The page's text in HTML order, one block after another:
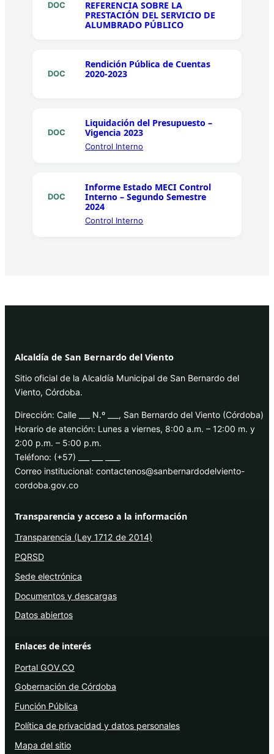
DOC
REFERENCIA SOBRE LA
PRESTACIÓN DEL SERVICIO DE
ALUMBRADO PÚBLICO
DOC
Rendición Pública de Cuentas
2020-2023
DOC
Liquidación del Presupuesto –
Vigencia 2023
Control Interno
DOC
Informe Estado MECI Control
Interno – Segundo Semestre
2024
Control Interno
Alcaldía de San Bernardo del Viento
Sitio oficial de la Alcaldía Municipal de San Bernardo del
Viento, Córdoba.
Dirección: Calle ___ N.º ___, San Bernardo del Viento (Córdoba)
Horario de atención: Lunes a viernes, 8:00 a.m. – 12:00 m. y
2:00 p.m. – 5:00 p.m.
Teléfono: (+57) ___ ___ ____
Correo institucional: contactenos@sanbernardodelviento-
cordoba.gov.co
Transparencia y acceso a la información
Transparencia (Ley 1712 de 2014)
PQRSD
Sede electrónica
Documentos y descargas
Datos abiertos
Enlaces de interés
Portal GOV.CO
Gobernación de Córdoba
Función Pública
Política de privacidad y datos personales
Mapa del sitio